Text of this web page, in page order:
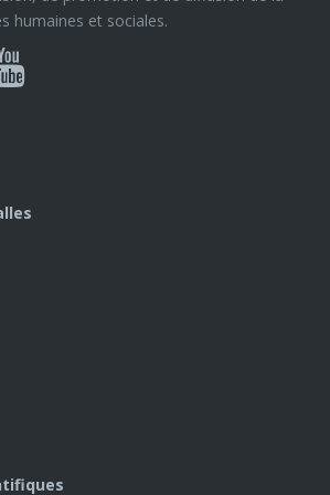
humaines et sociales.